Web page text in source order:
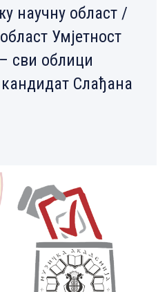
научну област /
Умјетност
сви облици
Слађана